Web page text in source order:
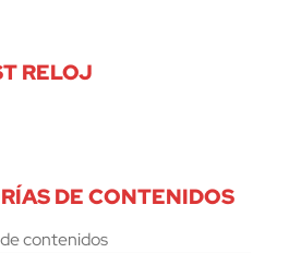
RELOJ
DE CONTENIDOS
contenidos